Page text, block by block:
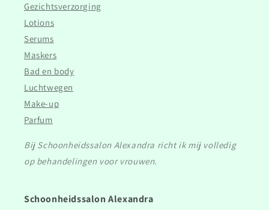
Gezichtsverzorging
Lotions
Serums
Maskers
Bad en body
Luchtwegen
Make-up
Parfum
Bij Schoonheidssalon Alexandra richt ik mij volledig
op behandelingen voor vrouwen.
Schoonheidssalon Alexandra